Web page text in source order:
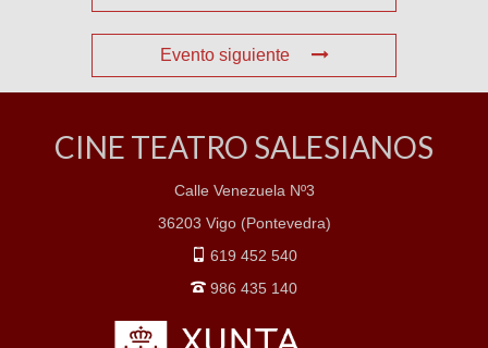
Evento siguiente
CINE TEATRO SALESIANOS
Calle Venezuela Nº3
36203 Vigo (Pontevedra)
619 452 540
986 435 140